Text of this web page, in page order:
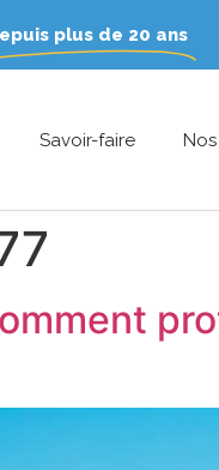
plus de 20 ans
Savoir-faire